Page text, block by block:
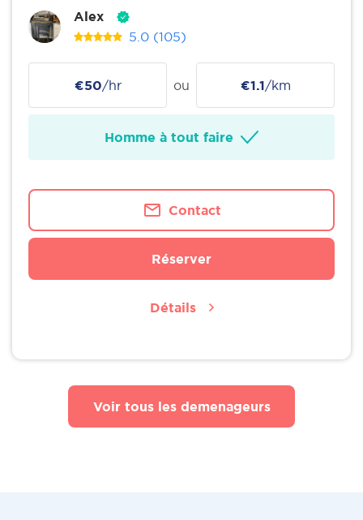
Alex
5.0 (105)
€50/hr ou €1.1/km
Homme à tout faire
Contact
Réserver
Détails
Voir tous les demenageurs